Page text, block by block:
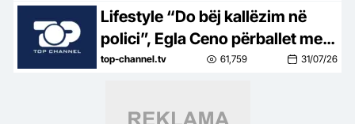
bukur, nuk është aq tragjike sa
duket
Lifestyle “Do bëj kallëzim në
polici”, Egla Ceno përballet me
një situatë të vështirë rreziku:
top-channel.tv 61,759 31/07/26